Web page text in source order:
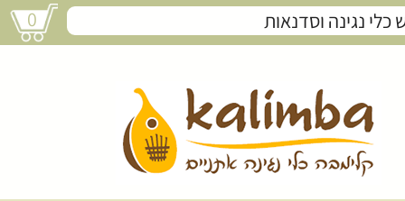
0
תופי לשונות פנטטוניים